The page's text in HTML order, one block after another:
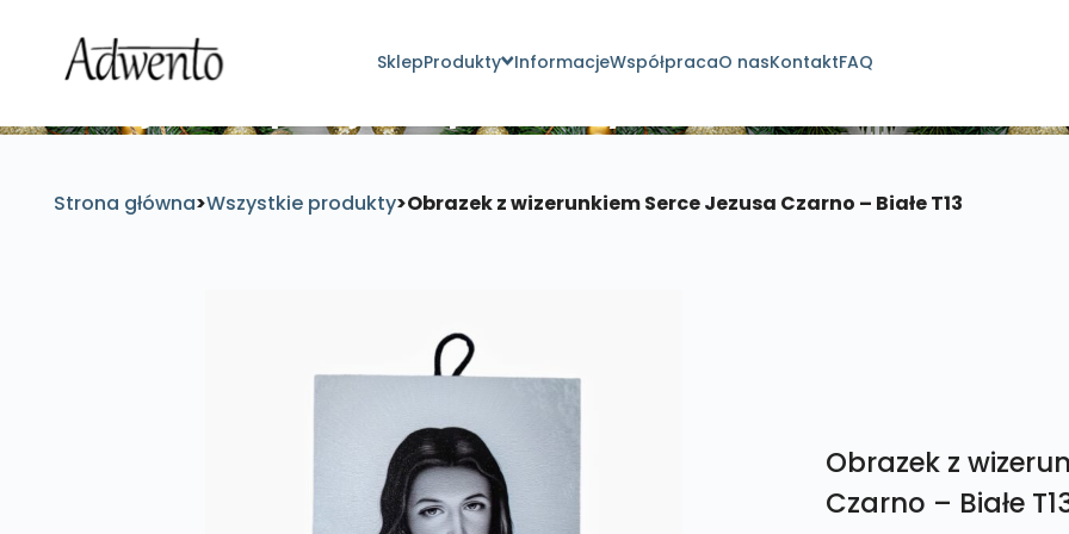
SklepProdukty InformacjeWspółpracaO nasKontaktFAQ
Strona główna>Wszystkie produkty>Obrazek z wizerunkiem Serce Jezusa Czarno – Białe T13
Obrazek z
Czarno – Białe